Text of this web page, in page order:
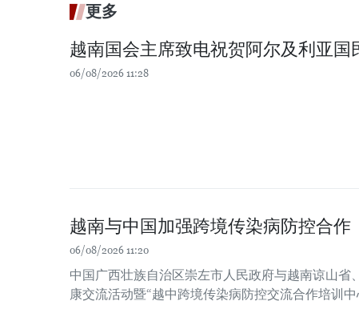
更多
越南国会主席致电祝贺阿尔及利亚国
06/08/2026 11:28
越南与中国加强跨境传染病防控合作
06/08/2026 11:20
中国广西壮族自治区崇左市人民政府与越南谅山省
康交流活动暨“越中跨境传染病防控交流合作培训中